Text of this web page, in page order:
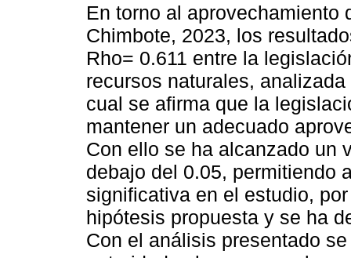
En torno al aprovechamiento
Chimbote, 2023, los
Rho= 0.611 entre la
recursos naturales,
cual se afirma que la
mantener un adecuado
Con ello se ha alcanzado un
debajo del 0.05, permitiendo
significativa en el estudio,
hipótesis propuesta y se ha
Con el análisis presentado